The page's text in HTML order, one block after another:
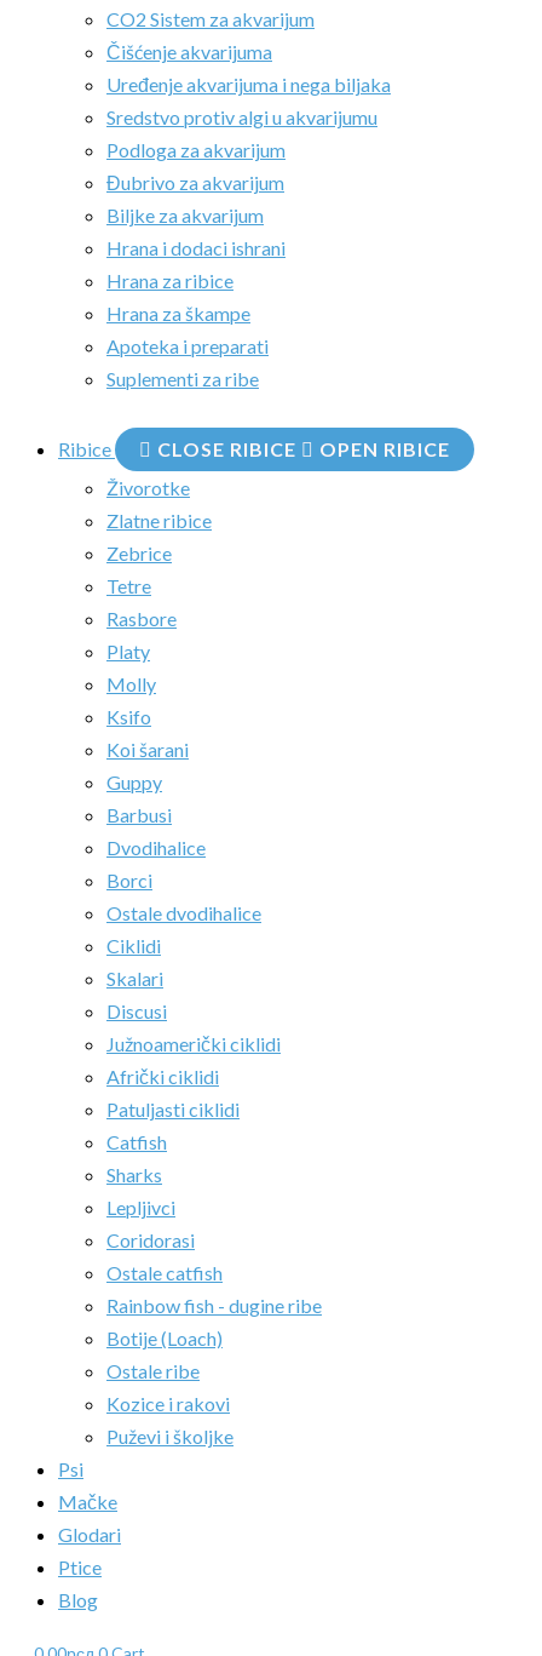
CO2 Sistem za akvarijum
Čišćenje akvarijuma
Uređenje akvarijuma i nega biljaka
Sredstvo protiv algi u akvarijumu
Podloga za akvarijum
Đubrivo za akvarijum
Biljke za akvarijum
Hrana i dodaci ishrani
Hrana za ribice
Hrana za škampe
Apoteka i preparati
Suplementi za ribe
Ribice CLOSE RIBICE
OPEN RIBICE
Živorotke
Zlatne ribice
Zebrice
Tetre
Rasbore
Platy
Molly
Ksifo
Koi šarani
Guppy
Barbusi
Dvodihalice
Borci
Ostale dvodihalice
Ciklidi
Skalari
Discusi
Južnoamerički ciklidi
Afrički ciklidi
Patuljasti ciklidi
Catfish
Sharks
Lepljivci
Coridorasi
Ostale catfish
Rainbow fish - dugine ribe
Botije (Loach)
Ostale ribe
Kozice i rakovi
Puževi i školjke
Psi
Mačke
Glodari
Ptice
Blog